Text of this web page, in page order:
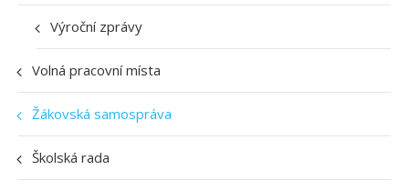
Výroční zprávy
Volná pracovní místa
Žákovská samospráva
Školská rada